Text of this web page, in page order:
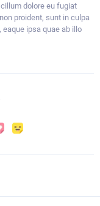
dolore eu fugiat
proident, sunt in culpa
ipsa quae ab illo